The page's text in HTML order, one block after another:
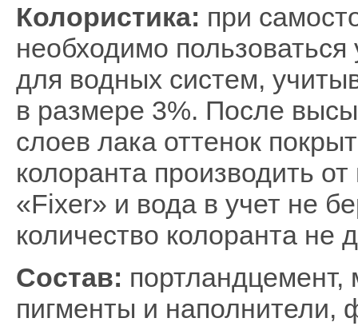
Колористика: при
необходимо
для водных систем,
в размере 3%. После
слоев лака оттенок
колоранта производить
«Fixer» и вода в учет не
количество колоранта
Состав:
пигменты и наполнители,